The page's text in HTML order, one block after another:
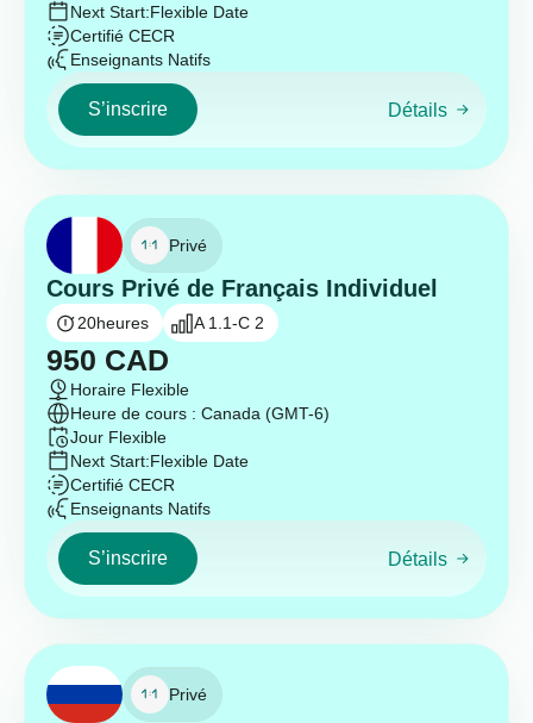
Next Start:Flexible Date
Certifié CECR
Enseignants Natifs
S’inscrire Détails
Privé
Cours Privé de Français Individuel
20heures A 1.1-C 2
950 CAD
Horaire Flexible
Heure de cours : Canada (GMT-6)
Jour Flexible
Next Start:Flexible Date
Certifié CECR
Enseignants Natifs
S’inscrire Détails
Privé